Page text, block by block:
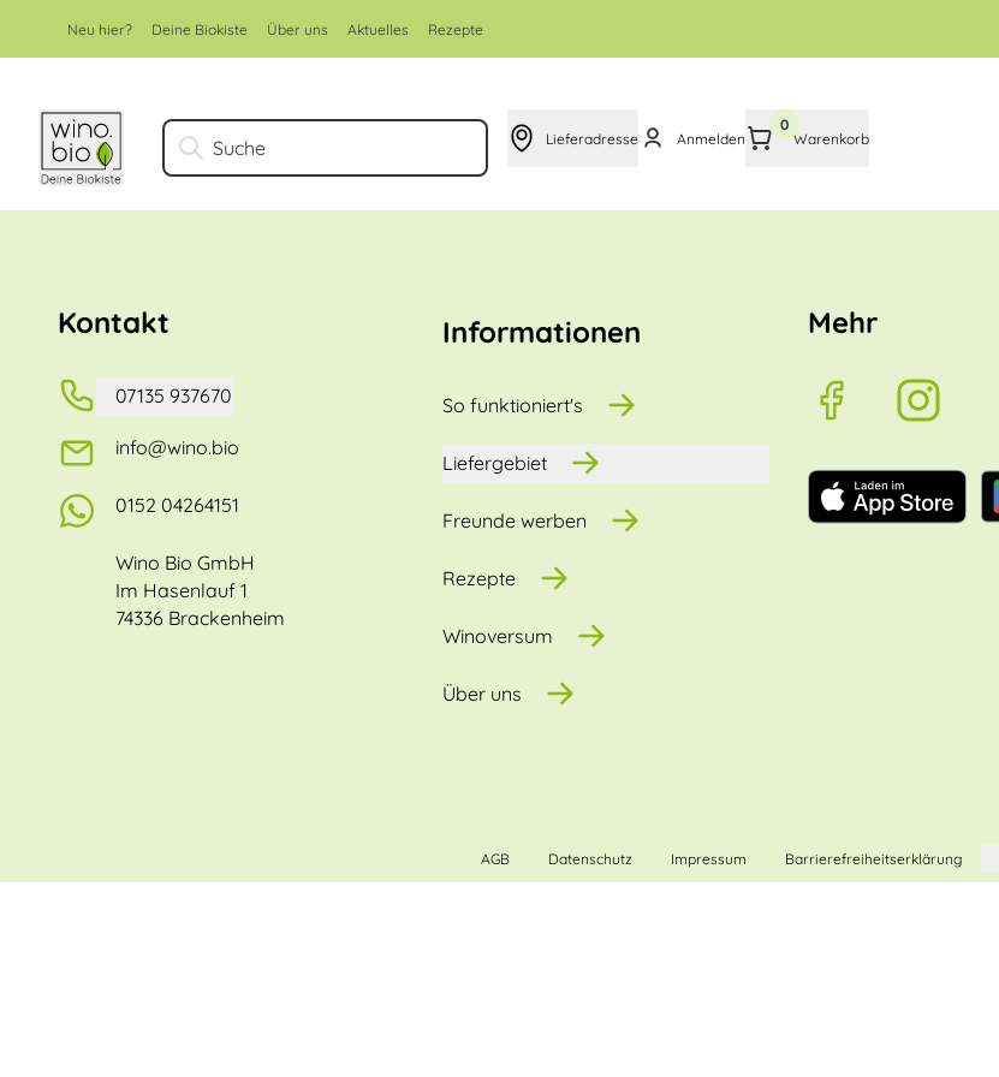
Neu hier? Deine Biokiste Über uns Aktuelles Rezepte
Suche Lieferadresse Anmelden
0
Warenkorb
Kontakt
07135 937670
info@wino.bio
0152 04264151
Wino Bio GmbH
Im Hasenlauf 1
74336 Brackenheim
Informationen
So funktioniert's
Liefergebiet
Freunde werben
Rezepte
Winoversum
Über uns
Mehr
AGB Datenschutz Impressum Barrierefreiheitserklärung